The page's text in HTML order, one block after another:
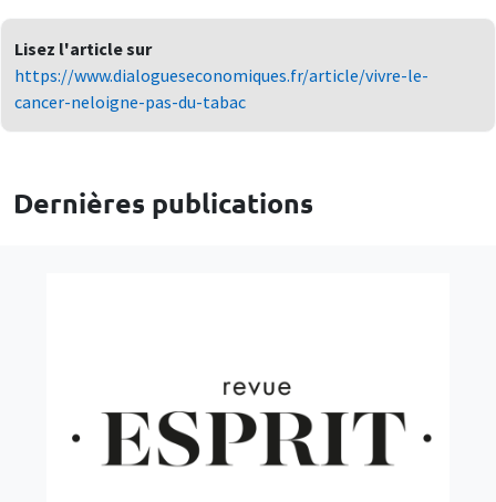
Lisez l'article sur
https://www.dialogueseconomiques.fr/article/vivre-le-
cancer-neloigne-pas-du-tabac
Dernières publications